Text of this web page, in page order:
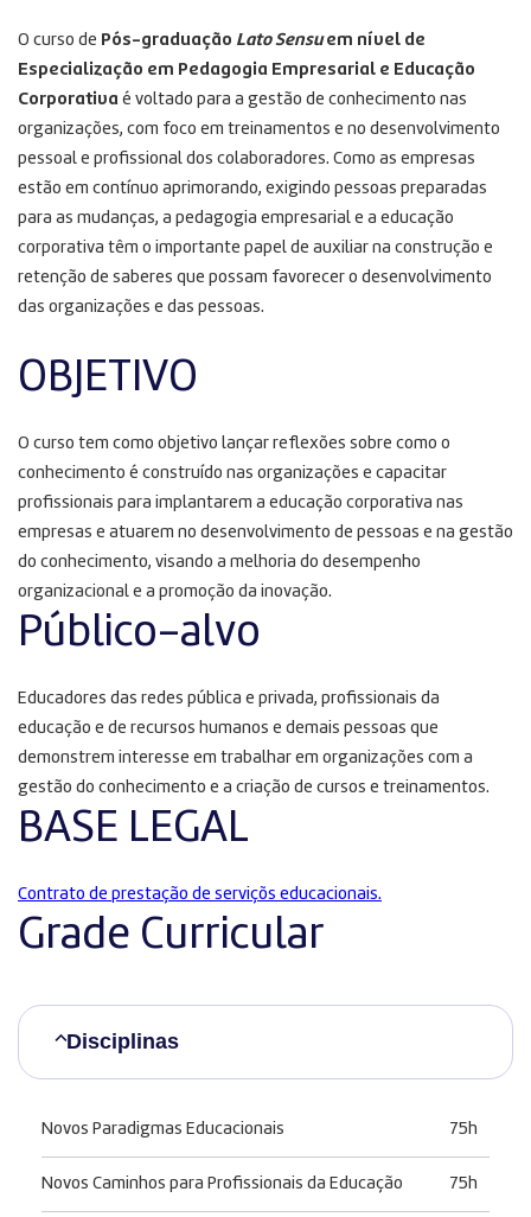
O curso de Pós-graduação Lato Sensuem nível de
Especialização em Pedagogia Empresarial e Educação
Corporativa é voltado para a gestão de conhecimento nas
organizações, com foco em treinamentos e no desenvolvimento
pessoal e profissional dos colaboradores. Como as empresas
estão em contínuo aprimorando, exigindo pessoas preparadas
para as mudanças, a pedagogia empresarial e a educação
corporativa têm o importante papel de auxiliar na construção e
retenção de saberes que possam favorecer o desenvolvimento
das organizações e das pessoas.
OBJETIVO
O curso tem como objetivo lançar reflexões sobre como o
conhecimento é construído nas organizações e capacitar
profissionais para implantarem a educação corporativa nas
empresas e atuarem no desenvolvimento de pessoas e na gestão
do conhecimento, visando a melhoria do desempenho
organizacional e a promoção da inovação.
Público-alvo
Educadores das redes pública e privada, profissionais da
educação e de recursos humanos e demais pessoas que
demonstrem interesse em trabalhar em organizações com a
gestão do conhecimento e a criação de cursos e treinamentos.
BASE LEGAL
Contrato de prestação de serviçõs educacionais.
Grade Curricular
Disciplinas
Novos Paradigmas Educacionais 75h
Novos Caminhos para Profissionais da Educação 75h